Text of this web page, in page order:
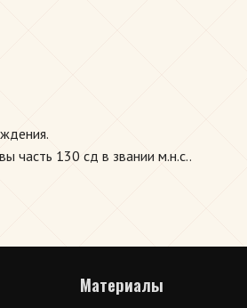
часть 130 сд в звании м.н.с..
Материалы